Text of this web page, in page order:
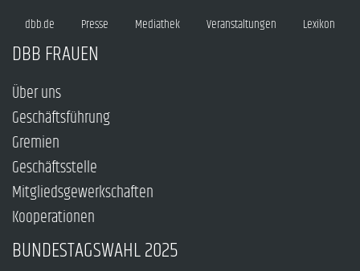
dbb.de Presse Mediathek Veranstaltungen Lexikon
DBB FRAUEN
Über uns
Geschäftsführung
Gremien
Geschäftsstelle
Mitgliedsgewerkschaften
Kooperationen
BUNDESTAGSWAHL 2025